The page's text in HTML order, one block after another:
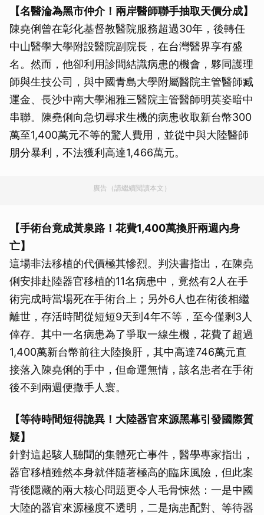
【名醫淪為黑市仲介！兩岸醫師聯手抽取天價分成】
陳堯俐曾在彰化基督教醫院服務超過30年，後轉任
中山醫學大學附設醫院副院長，在台灣醫界享有盛
名。然而，他卻利用診間結識病患的機會，夥同護理
師與生技公司，與中國青島大學附屬醫院主管醫師臧
運金、長沙中南大學湘雅三醫院主管醫師明英姿暗中
串聯。陳堯俐向急切尋求生機的病患收取新台幣300
萬至1,400萬元不等的驚人費用，並從中與大陸醫師
朋分暴利，不法獲利高達1,466萬元。
廣告（請繼續閱讀本文）
【手術台竟成黃泉路！花費1,400萬換肝兩週內身
亡】
這場非法移植的代價極其慘烈。判決書指出，在陳堯
俐安排赴陸器官移植的11名病患中，竟然有2人在手
術完成時當場死在手術台上；另外6人也在術後相繼
離世，存活時間從短短9天到4年不等，至今僅剩3人
倖存。其中一名病患為了爭取一線生機，花費了超過
1,400萬新台幣前往大陸換肝，其中高達746萬元直
接落入陳堯俐的手中，但命運無情，該名患者在手術
後不到兩週便撒手人寰。
【等待時間短得詭異！大陸器官來源黑幕引發國際質
疑】
針對這起駭人聽聞的集體死亡事件，醫學專家指出，
器官移植雖然本身就伴隨著極高的臨床風險，但此案
背後隱藏的兩大核心問題更令人毛骨悚然：一是中國
大陸的器官來源極度不透明，二是病患配對、等待器